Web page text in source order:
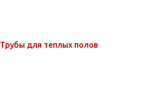
Трубы для теплых полов